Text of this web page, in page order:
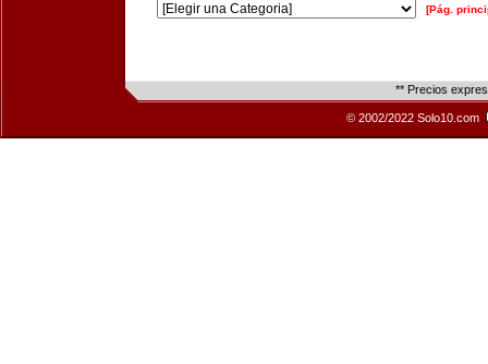
[Pág.
** Precios
© 2002/2022 Solo10.com